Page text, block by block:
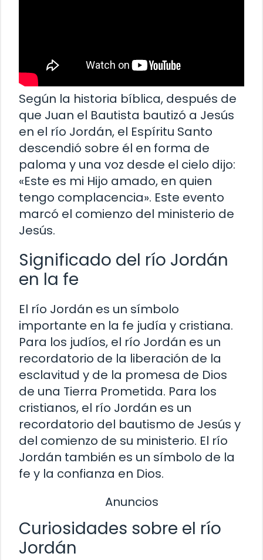
Según la historia bíblica, después de
que Juan el Bautista bautizó a Jesús
en el río Jordán, el Espíritu Santo
descendió sobre él en forma de
paloma y una voz desde el cielo dijo:
«Este es mi Hijo amado, en quien
tengo complacencia». Este evento
marcó el comienzo del ministerio de
Jesús.
Significado del río Jordán
en la fe
El río Jordán es un símbolo
importante en la fe judía y cristiana.
Para los judíos, el río Jordán es un
recordatorio de la liberación de la
esclavitud y de la promesa de Dios
de una Tierra Prometida. Para los
cristianos, el río Jordán es un
recordatorio del bautismo de Jesús y
del comienzo de su ministerio. El río
Jordán también es un símbolo de la
fe y la confianza en Dios.
Anuncios
Curiosidades sobre el río
Jordán